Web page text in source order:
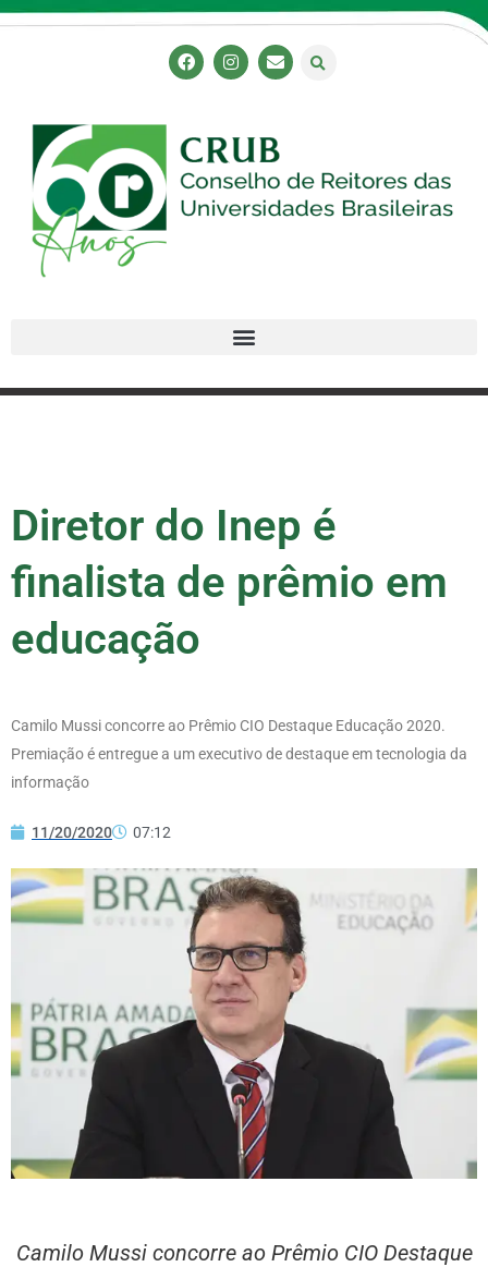
Diretor do Inep é
finalista de prêmio em
educação
Camilo Mussi concorre ao Prêmio CIO Destaque Educação 2020.
Premiação é entregue a um executivo de destaque em tecnologia da
informação
11/20/2020 07:12
Camilo Mussi concorre ao Prêmio CIO Destaque